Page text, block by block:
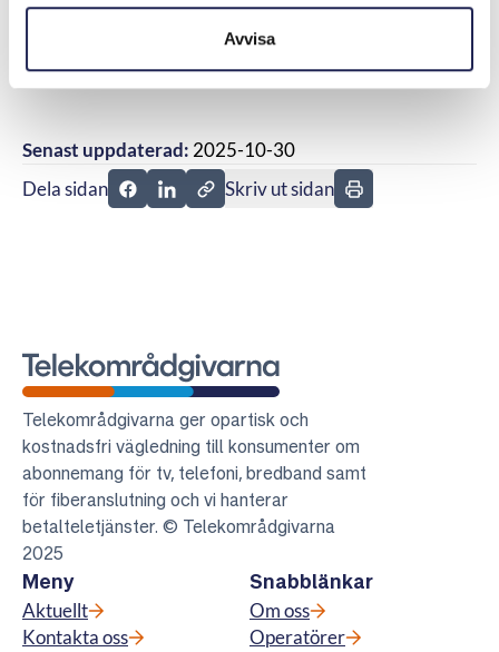
Avvisa
honom samt återbetala eventuellt belopp som har
betalats till operatören.
Senast uppdaterad: 2025-10-30
Dela sidan
Dela sidan på Facebook
Dela sidan på Linkedin
Skriv ut sidan
Telekområdgivarna
Telekområdgivarna ger opartisk och
kostnadsfri vägledning till konsumenter om
abonnemang för tv, telefoni, bredband samt
för fiberanslutning och vi hanterar
betalteletjänster. © Telekområdgivarna
2025
Meny
Aktuellt
Kontakta oss
Snabblänkar
Om oss
Operatörer